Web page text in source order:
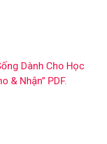
Dành Cho Học
& Nhận” PDF.